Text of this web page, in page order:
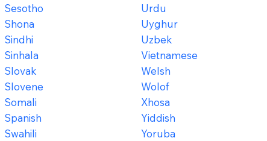
Sesotho
Shona
Sindhi
Sinhala
Slovak
Slovene
Somali
Spanish
Swahili
Urdu
Uyghur
Uzbek
Vietnamese
Welsh
Wolof
Xhosa
Yiddish
Yoruba